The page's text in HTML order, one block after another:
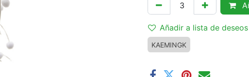
Añadir a lista de deseos
KAEMINGK